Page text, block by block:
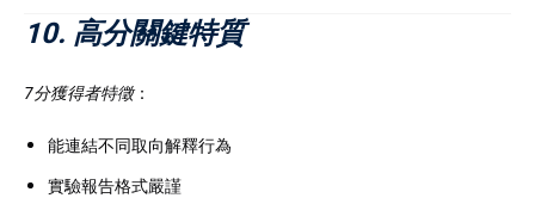
10. 高分關鍵特質
7分獲得者特徵：
能連結不同取向解釋行為
實驗報告格式嚴謹